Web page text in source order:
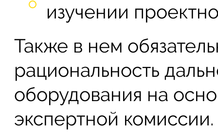
изучении
Также в нем
рациональность
оборудования на
экспертной комиссии.